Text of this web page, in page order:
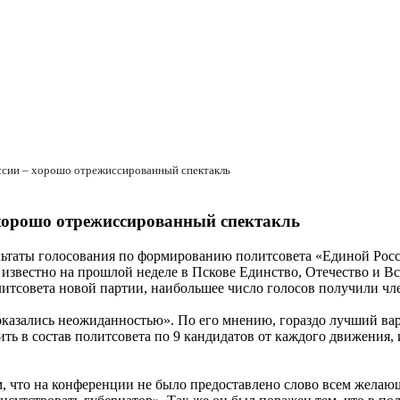
– хорошо отрежиссированный спектакль
отрежиссированный спектакль
голосования по формированию политсовета «Единой
на прошлой неделе в Пскове Единство, Отечество и
новой партии, наибольшее число голосов получили
неожиданностью». По его мнению, гораздо лучший
в состав политсовета по 9 кандидатов от каждого
на конференции не было предоставлено слово всем